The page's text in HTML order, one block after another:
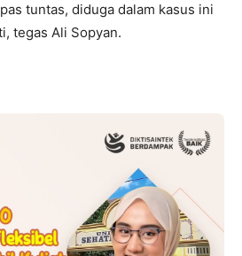
tuntas, diduga dalam kasus ini
tegas Ali Sopyan.